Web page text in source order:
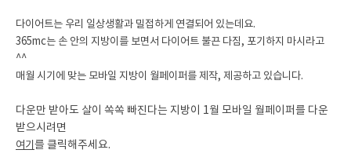
다이어트는 우리 일상생활과 밀접하게 연결되어 있는데요.
365mc는 손 안의 지방이를 보면서 다이어트 불끈 다짐, 포기하지 마시라고
^^
매월 시기에 맞는 모바일 지방이 월페이퍼를 제작, 제공하고 있습니다.
다운만 받아도 살이 쏙쏙 빠진다는 지방이 1월 모바일 월페이퍼를 다운
받으시려면
여기 를 클릭해주세요.